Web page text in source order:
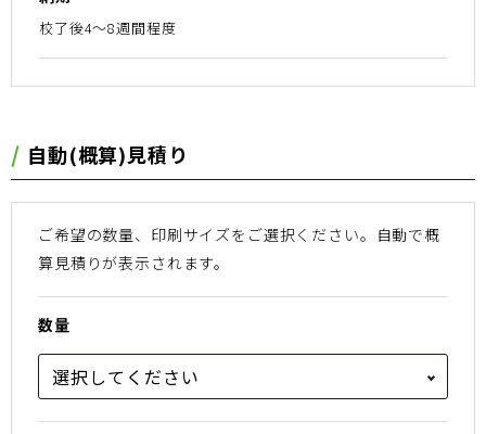
校了後4〜8週間程度
⾃動(概算)⾒積り
ご希望の数量、印刷サイズをご選択ください。 ⾃動で概
算⾒積りが表⽰されます。
数量